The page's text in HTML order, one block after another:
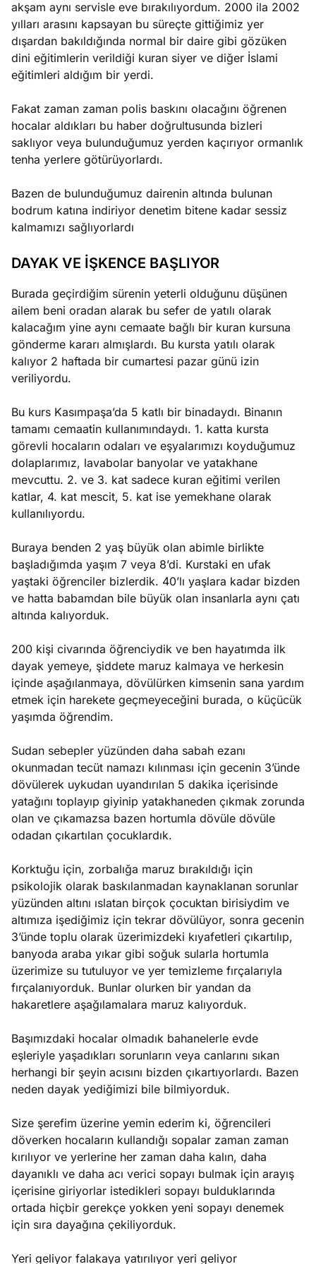
akşam aynı servisle eve bırakılıyordum. 2000 ila 2002
yılları arasını kapsayan bu süreçte gittiğimiz yer
dışardan bakıldığında normal bir daire gibi gözüken
dini eğitimlerin verildiği kuran siyer ve diğer İslami
eğitimleri aldığım bir yerdi.
Fakat zaman zaman polis baskını olacağını öğrenen
hocalar aldıkları bu haber doğrultusunda bizleri
saklıyor veya bulunduğumuz yerden kaçırıyor ormanlık
tenha yerlere götürüyorlardı.
Bazen de bulunduğumuz dairenin altında bulunan
bodrum katına indiriyor denetim bitene kadar sessiz
kalmamızı sağlıyorlardı
DAYAK VE İŞKENCE BAŞLIYOR
Burada geçirdiğim sürenin yeterli olduğunu düşünen
ailem beni oradan alarak bu sefer de yatılı olarak
kalacağım yine aynı cemaate bağlı bir kuran kursuna
gönderme kararı almışlardı. Bu kursta yatılı olarak
kalıyor 2 haftada bir cumartesi pazar günü izin
veriliyordu.
Bu kurs Kasımpaşa’da 5 katlı bir binadaydı. Binanın
tamamı cemaatin kullanımındaydı. 1. katta kursta
görevli hocaların odaları ve eşyalarımızı koyduğumuz
dolaplarımız, lavabolar banyolar ve yatakhane
mevcuttu. 2. ve 3. kat sadece kuran eğitimi verilen
katlar, 4. kat mescit, 5. kat ise yemekhane olarak
kullanılıyordu.
Buraya benden 2 yaş büyük olan abimle birlikte
başladığımda yaşım 7 veya 8’di. Kurstaki en ufak
yaştaki öğrenciler bizlerdik. 40’lı yaşlara kadar bizden
ve hatta babamdan bile büyük olan insanlarla aynı çatı
altında kalıyorduk.
200 kişi civarında öğrenciydik ve ben hayatımda ilk
dayak yemeye, şiddete maruz kalmaya ve herkesin
içinde aşağılanmaya, dövülürken kimsenin sana yardım
etmek için harekete geçmeyeceğini burada, o küçücük
yaşımda öğrendim.
Sudan sebepler yüzünden daha sabah ezanı
okunmadan tecüt namazı kılınması için gecenin 3’ünde
dövülerek uykudan uyandırılan 5 dakika içerisinde
yatağını toplayıp giyinip yatakhaneden çıkmak zorunda
olan ve çıkamazsa bazen hortumla dövüle dövüle
odadan çıkartılan çocuklardık.
Korktuğu için, zorbalığa maruz bırakıldığı için
psikolojik olarak baskılanmadan kaynaklanan sorunlar
yüzünden altını ıslatan birçok çocuktan birisiydim ve
altımıza işediğimiz için tekrar dövülüyor, sonra gecenin
3’ünde toplu olarak üzerimizdeki kıyafetleri çıkartılıp,
banyoda araba yıkar gibi soğuk sularla hortumla
üzerimize su tutuluyor ve yer temizleme fırçalarıyla
fırçalanıyorduk. Bunlar olurken bir yandan da
hakaretlere aşağılamalara maruz kalıyorduk.
Başımızdaki hocalar olmadık bahanelerle evde
eşleriyle yaşadıkları sorunların veya canlarını sıkan
herhangi bir şeyin acısını bizden çıkartıyorlardı. Bazen
neden dayak yediğimizi bile bilmiyorduk.
Size şerefim üzerine yemin ederim ki, öğrencileri
döverken hocaların kullandığı sopalar zaman zaman
kırılıyor ve yerlerine her zaman daha kalın, daha
dayanıklı ve daha acı verici sopayı bulmak için arayış
içerisine giriyorlar istedikleri sopayı bulduklarında
ortada hiçbir gerekçe yokken yeni sopayı denemek
için sıra dayağına çekiliyorduk.
Yeri geliyor falakaya yatırılıyor yeri geliyor